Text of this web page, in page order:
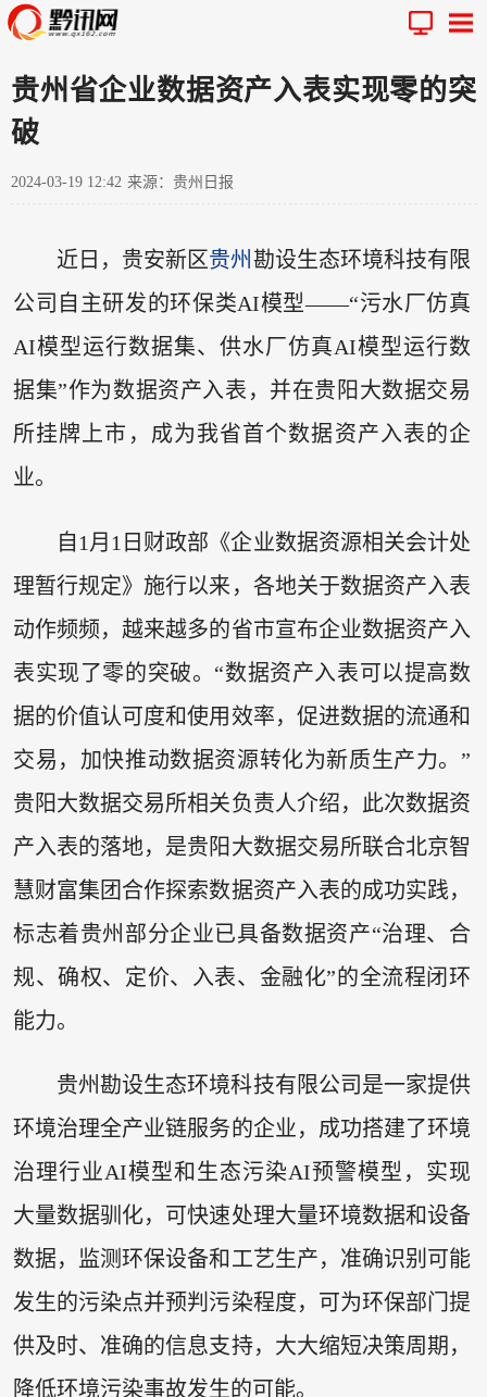
贵州省企业数据资产入表实现零的突
破
2024-03-19 12:42 来源：贵州日报
近日，贵安新区贵州 勘设生态环境科技有限
公司自主研发的环保类AI模型——“污水厂仿真
AI模型运行数据集、供水厂仿真AI模型运行数
据集”作为数据资产入表，并在贵阳大数据交易
所挂牌上市，成为我省首个数据资产入表的企
业。
自1月1日财政部《企业数据资源相关会计处
理暂行规定》施行以来，各地关于数据资产入表
动作频频，越来越多的省市宣布企业数据资产入
表实现了零的突破。“数据资产入表可以提高数
据的价值认可度和使用效率，促进数据的流通和
交易，加快推动数据资源转化为新质生产力。”
贵阳大数据交易所相关负责人介绍，此次数据资
产入表的落地，是贵阳大数据交易所联合北京智
慧财富集团合作探索数据资产入表的成功实践，
标志着贵州部分企业已具备数据资产“治理、合
规、确权、定价、入表、金融化”的全流程闭环
能力。
贵州勘设生态环境科技有限公司是一家提供
环境治理全产业链服务的企业，成功搭建了环境
治理行业AI模型和生态污染AI预警模型，实现
大量数据驯化，可快速处理大量环境数据和设备
数据，监测环保设备和工艺生产，准确识别可能
发生的污染点并预判污染程度，可为环保部门提
供及时、准确的信息支持，大大缩短决策周期，
降低环境污染事故发生的可能。